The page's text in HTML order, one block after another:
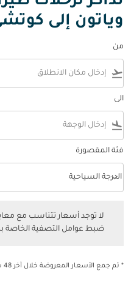
وياتون إلى
من
flight_takeoff
الى
flight_land
فئة المقصورة
فئة المقصورة option الدرجة السياحية Selected
الدرجة السياحية
keyboard_arrow_down
لا توجد أسعار تتناسب مع
ضبط عوامل التصفية الخاصة
* تم جمع الأسعار المعروضة خلال آخر 48 ساعة وقد لا تكون متاحة وقت الحجز.